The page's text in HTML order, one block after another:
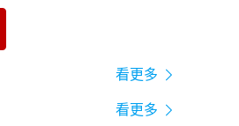
看更多
看更多